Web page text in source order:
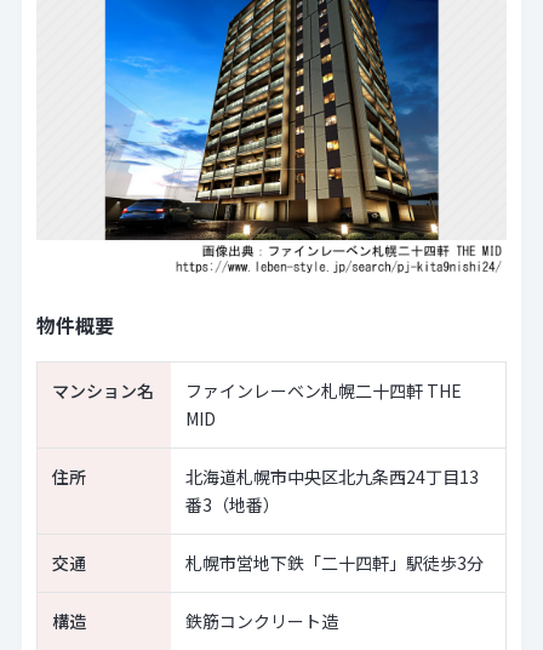
物件概要
マンション名
ファインレーベン札幌二十四軒 THE
MID
住所
北海道札幌市中央区北九条西24丁目13
番3（地番）
交通 札幌市営地下鉄「二十四軒」駅徒歩3分
構造 鉄筋コンクリート造